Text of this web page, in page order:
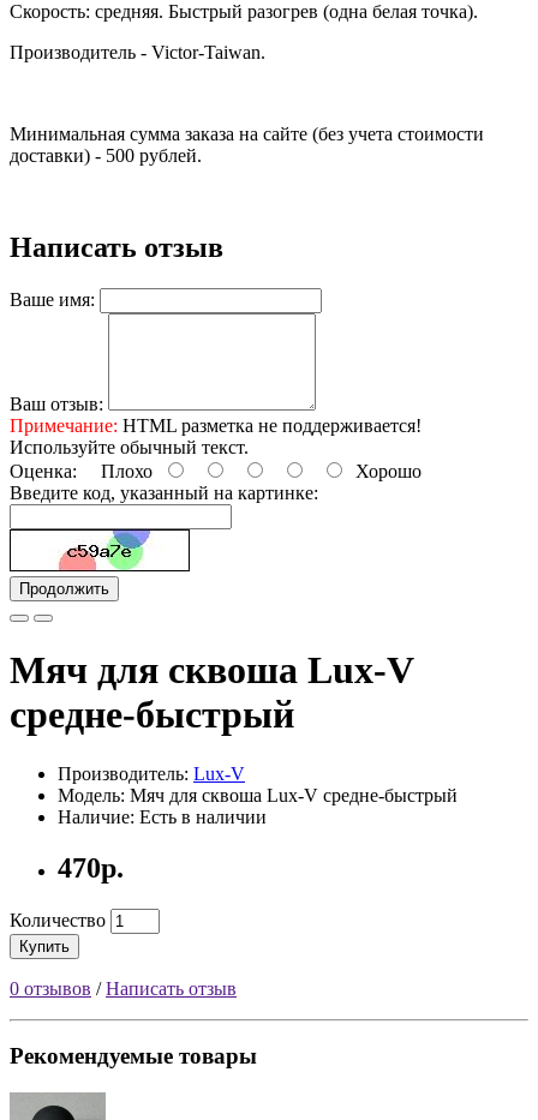
Скорость: средняя. Быстрый разогрев (одна белая точка).
Производитель - Victor-Taiwan.
Минимальная сумма заказа на сайте (без учета стоимости
доставки) - 500 рублей.
Написать отзыв
Ваше имя:
Ваш отзыв:
Примечание: HTML разметка не поддерживается!
Используйте обычный текст.
Оценка: Плохо
Хорошо
Введите код, указанный на картинке:
Продолжить
Мяч для сквоша Lux-V
средне-быстрый
Производитель: Lux-V
Модель: Мяч для сквоша Lux-V средне-быстрый
Наличие: Есть в наличии
470р.
Количество
Купить
0 отзывов /Написать отзыв
Рекомендуемые товары